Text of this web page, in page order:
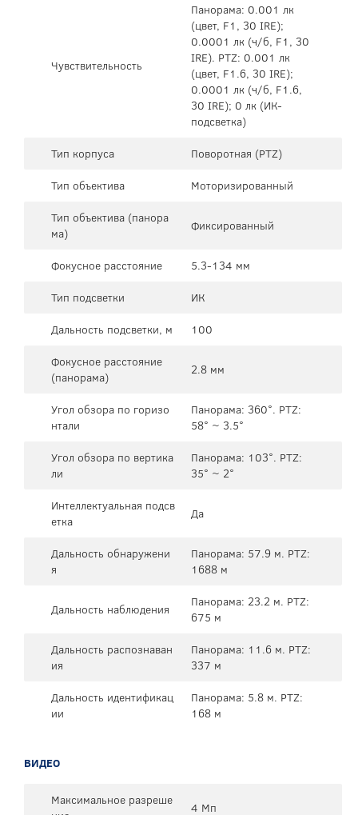
Чувствительность
Панорама: 0.001 лк
(цвет, F1, 30 IRE);
0.0001 лк (ч/б, F1, 30
IRE). PTZ: 0.001 лк
(цвет, F1.6, 30 IRE);
0.0001 лк (ч/б, F1.6,
30 IRE); 0 лк (ИК-
подсветка)
Тип корпуса
Поворотная (PTZ)
Тип объектива
Моторизированный
Тип объектива (панора
ма)
Фиксированный
Фокусное расстояние
5.3-134 мм
Тип подсветки
ИК
Дальность подсветки, м
100
Фокусное расстояние
(панорама)
2.8 мм
Угол обзора по горизо
нтали
Панорама: 360°. PTZ:
58° ~ 3.5°
Угол обзора по вертика
ли
Панорама: 103°. PTZ:
35° ~ 2°
Интеллектуальная подсв
етка
Да
Дальность обнаружени
я
Панорама: 57.9 м. PTZ:
1688 м
Дальность наблюдения
Панорама: 23.2 м. PTZ:
675 м
Дальность распознаван
ия
Панорама: 11.6 м. PTZ:
337 м
Дальность идентификац
ии
Панорама: 5.8 м. PTZ:
168 м
ВИДЕО
Максимальное разреше
4 Мп